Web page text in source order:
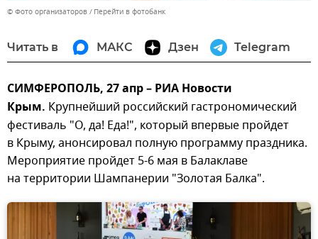
© Фото организаторов Перейти в фотобанк
Читать в МАКС Дзен Telegram
СИМФЕРОПОЛЬ, 27 апр – РИА Новости
Крым. Крупнейший российский гастрономический
фестиваль "О, да! Еда!", который впервые пройдет
в Крыму, анонсировал полную программу праздника.
Мероприятие пройдет 5-6 мая в Балаклаве
на территории Шампанерии "Золотая Балка".